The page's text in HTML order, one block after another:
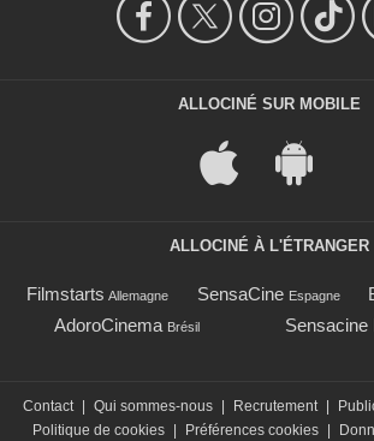
ALLOCINÉ SUR MOBILE
ALLOCINÉ À L'ÉTRANGER
Filmstarts Allemagne SensaCine Espagne
AdoroCinema Brésil Sensacine
Contact Qui sommes-nous Recrutement
Politique de cookies
Préférences cookies